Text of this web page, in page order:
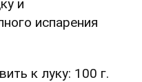
и
испарения
к луку: 100 г.